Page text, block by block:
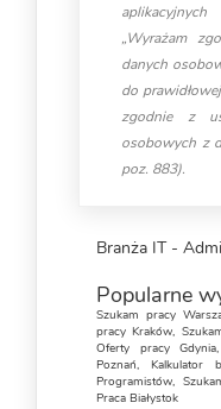
„Wyrażam
danych
do
zgodnie z
osobowych z
poz. 883).
Branża IT -
Popularne
Szukam pracy
pracy Kraków,
Oferty pracy Gdynia
Poznań, Kalkulator
Programistów,
Praca Białystok